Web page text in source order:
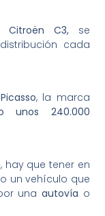
Citroën C3, se
cada
, la marca
unos 240.000
hay que tener en
un vehículo que
una autovía o